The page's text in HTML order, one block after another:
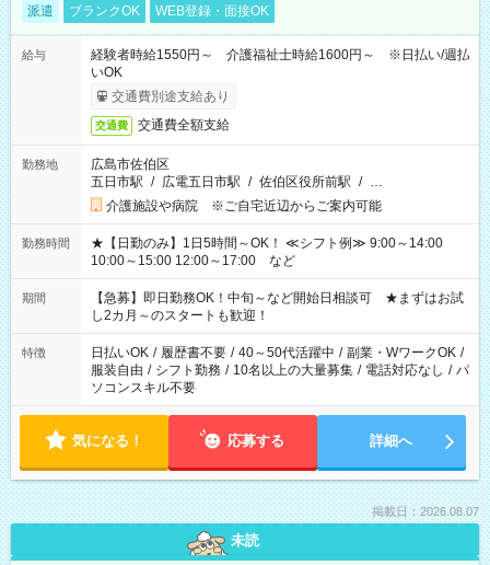
派遣 ブランクOK WEB登録・面接OK
給与
経験者時給1550円～ 介護福祉士時給1600円～ ※日払い/週払
いOK
交通費別途支給あり
交通費 交通費全額支給
勤務地
広島市佐伯区
五日市駅 / 広電五日市駅 / 佐伯区役所前駅 / …
介護施設や病院 ※ご自宅近辺からご案内可能
勤務時間
★【日勤のみ】1日5時間～OK！ ≪シフト例≫ 9:00～14:00
10:00～15:00 12:00～17:00 など
期間
【急募】即日勤務OK！中旬～など開始日相談可 ★まずはお試
し2カ月～のスタートも歓迎！
特徴 日払いOK / 履歴書不要 / 40～50代活躍中 / 副業・WワークOK /
服装自由 / シフト勤務 / 10名以上の大量募集 / 電話対応なし / パ
ソコンスキル不要
気になる！ 応募する 詳細へ
掲載日：2026.08.07
未読